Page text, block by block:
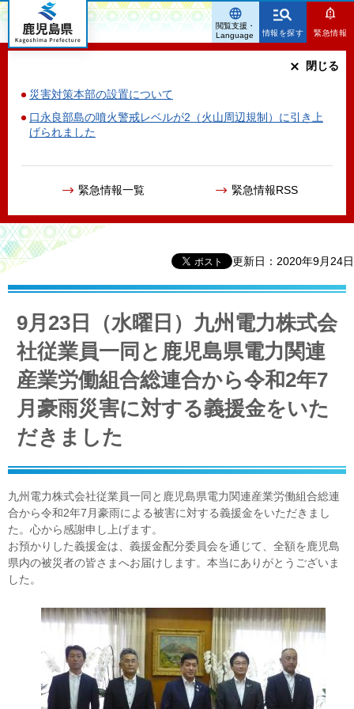
鹿児島県
情報を探す 緊急情報
災害対策本部の設置について
口永良部島の噴火警戒レベルが2（火山周辺規制）に引き上
げられました
緊急情報一覧 緊急情報RSS
閉じる
閲覧支援・
Language
更新日：2020年9月24日
9月23日（水曜日）九州電力株式会
社従業員一同と鹿児島県電力関連
産業労働組合総連合から令和2年7
月豪雨災害に対する義援金をいた
だきました
九州電力株式会社従業員一同と鹿児島県電力関連産業労働組合総連
合から令和2年7月豪雨による被害に対する義援金をいただきまし
た。心から感謝申し上げます。
お預かりした義援金は、義援金配分委員会を通じて、全額を鹿児島
県内の被災者の皆さまへお届けします。本当にありがとうございま
した。